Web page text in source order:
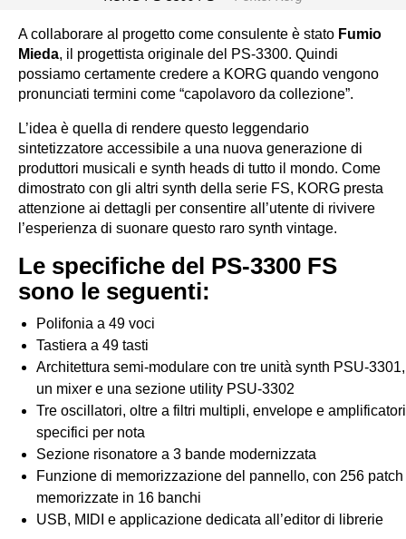
A collaborare al progetto come consulente è stato Fumio
Mieda, il progettista originale del PS-3300. Quindi
possiamo certamente credere a KORG quando vengono
pronunciati termini come “capolavoro da collezione”.
L’idea è quella di rendere questo leggendario
sintetizzatore accessibile a una nuova generazione di
produttori musicali e synth heads di tutto il mondo. Come
dimostrato con gli altri synth della serie FS, KORG presta
attenzione ai dettagli per consentire all’utente di rivivere
l’esperienza di suonare questo raro synth vintage.
Le specifiche del PS-3300 FS
sono le seguenti:
Polifonia a 49 voci
Tastiera a 49 tasti
Architettura semi-modulare con tre unità synth PSU-3301,
un mixer e una sezione utility PSU-3302
Tre oscillatori, oltre a filtri multipli, envelope e amplificatori
specifici per nota
Sezione risonatore a 3 bande modernizzata
Funzione di memorizzazione del pannello, con 256 patch
memorizzate in 16 banchi
USB, MIDI e applicazione dedicata all’editor di librerie